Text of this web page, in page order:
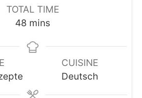
TOTAL TIME
48 minutes
mins
CUISINE
Deutsch